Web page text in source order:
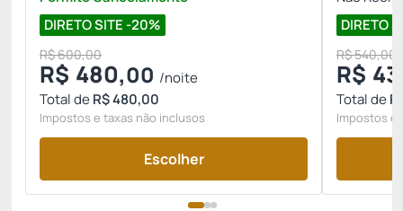
DIRETO SITE -20%
R$ 600,00
R$ 480,00 /noite
Total deR$ 480,00
Impostos e taxas não inclusos
Escolher
DIRETO
R$ 540,00
R$
Total de
Impostos e